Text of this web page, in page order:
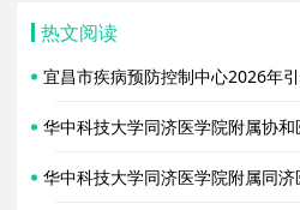
热文阅读
宜昌市疾病预防控制中心2026年